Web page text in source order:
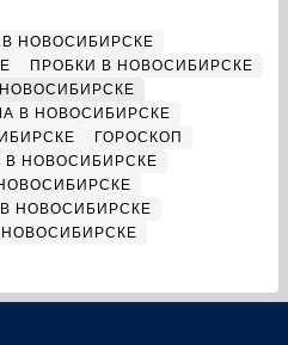
НОВОСИБИРСКЕ
ПРОБКИ В НОВОСИБИРСКЕ
В НОВОСИБИРСКЕ
ГОРОСКОП
В НОВОСИБИРСКЕ
НОВОСИБИРСКЕ
НОВОСИБИРСКЕ